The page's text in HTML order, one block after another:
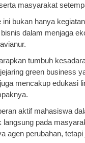
masyarakat
bukan hanya
dalam menjaga
tumbuh
green business
mencakup edukasi
aktif mahasiswa
langsung pada
agen perubahan,